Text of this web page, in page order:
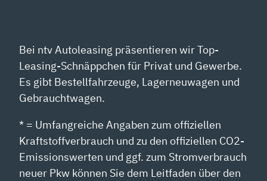
Bei ntv Autoleasing präsentieren wir Top-
Leasing-Schnäppchen für Privat und Gewerbe.
Es gibt Bestellfahrzeuge, Lagerneuwagen und
Gebrauchtwagen.
* = Umfangreiche Angaben zum offiziellen
Kraftstoffverbrauch und zu den offiziellen CO2-
Emissionswerten und ggf. zum Stromverbrauch
neuer Pkw können Sie dem Leitfaden über den